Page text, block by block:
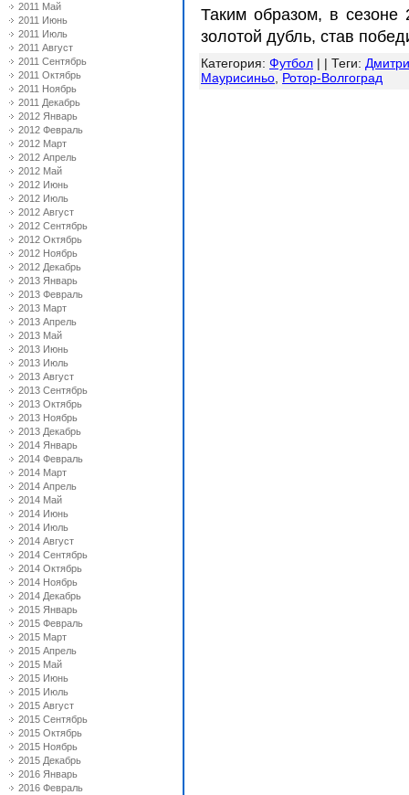
2011 Май
2011 Июнь
2011 Июль
2011 Август
2011 Сентябрь
2011 Октябрь
2011 Ноябрь
2011 Декабрь
2012 Январь
2012 Февраль
2012 Март
2012 Апрель
2012 Май
2012 Июнь
2012 Июль
2012 Август
2012 Сентябрь
2012 Октябрь
2012 Ноябрь
2012 Декабрь
2013 Январь
2013 Февраль
2013 Март
2013 Апрель
2013 Май
2013 Июнь
2013 Июль
2013 Август
2013 Сентябрь
2013 Октябрь
2013 Ноябрь
2013 Декабрь
2014 Январь
2014 Февраль
2014 Март
2014 Апрель
2014 Май
2014 Июнь
2014 Июль
2014 Август
2014 Сентябрь
2014 Октябрь
2014 Ноябрь
2014 Декабрь
2015 Январь
2015 Февраль
2015 Март
2015 Апрель
2015 Май
2015 Июнь
2015 Июль
2015 Август
2015 Сентябрь
2015 Октябрь
2015 Ноябрь
2015 Декабрь
2016 Январь
2016 Февраль
Таким образом, в сезоне
золотой дубль, став
Категория: Футбол | | Теги:
Маурисиньо Ротор-Волгоград